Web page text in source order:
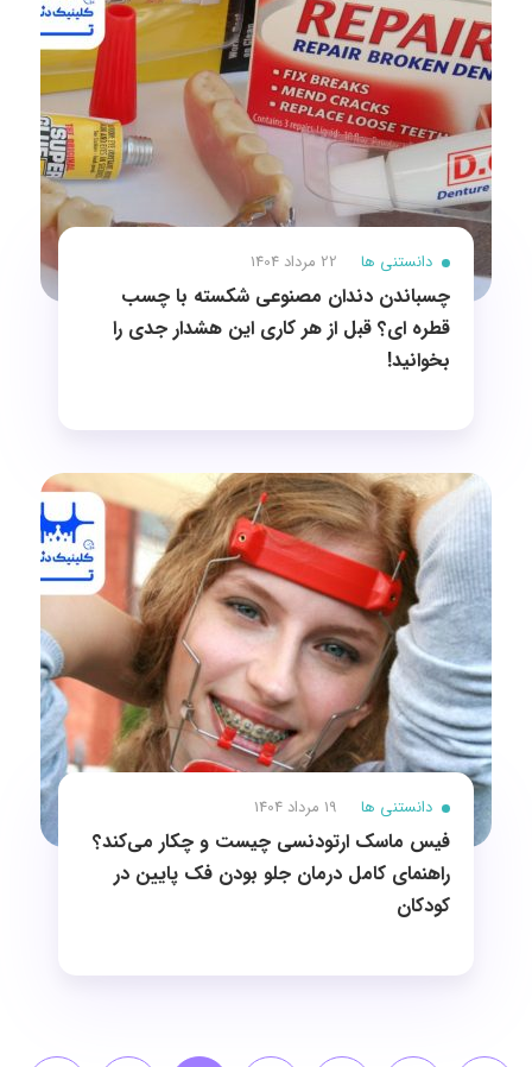
دانستنی ها 22 مرداد 1404
چسباندن دندان مصنوعی شکسته با چسب
قطره ای؟ قبل از هر کاری این هشدار جدی را
بخوانید!
دانستنی ها 19 مرداد 1404
فیس ماسک ارتودنسی چیست و چکار می‌کند؟
راهنمای کامل درمان جلو بودن فک پایین در
کودکان